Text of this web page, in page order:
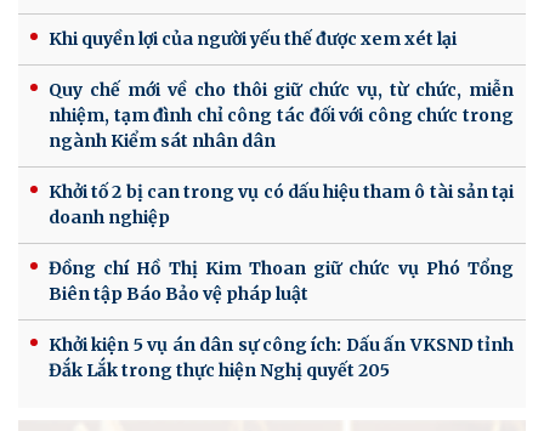
Khi quyền lợi của người yếu thế được xem xét lại
Quy chế mới về cho thôi giữ chức vụ, từ chức, miễn
nhiệm, tạm đình chỉ công tác đối với công chức trong
ngành Kiểm sát nhân dân
Khởi tố 2 bị can trong vụ có dấu hiệu tham ô tài sản tại
doanh nghiệp
Đồng chí Hồ Thị Kim Thoan giữ chức vụ Phó Tổng
Biên tập Báo Bảo vệ pháp luật
Khởi kiện 5 vụ án dân sự công ích: Dấu ấn VKSND tỉnh
Đắk Lắk trong thực hiện Nghị quyết 205